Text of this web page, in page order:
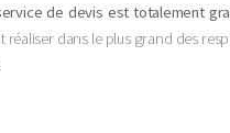
de devis est totalement
réaliser dans le plus grand des